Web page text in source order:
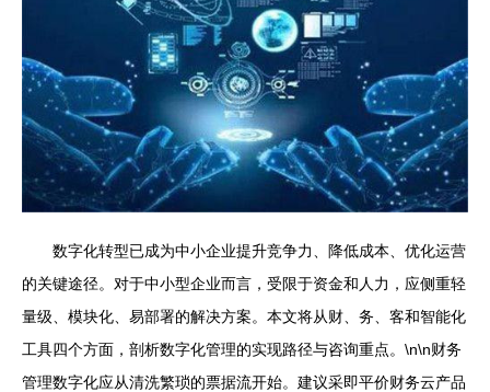
数字化转型已成为中小企业提升竞争力、降低成本、优化运营
的关键途径。对于中小型企业而言，受限于资金和人力，应侧重轻
量级、模块化、易部署的解决方案。本文将从财、务、客和智能化
工具四个方面，剖析数字化管理的实现路径与咨询重点。\n\n财务
管理数字化应从清洗繁琐的票据流开始。建议采即平价财务云产品